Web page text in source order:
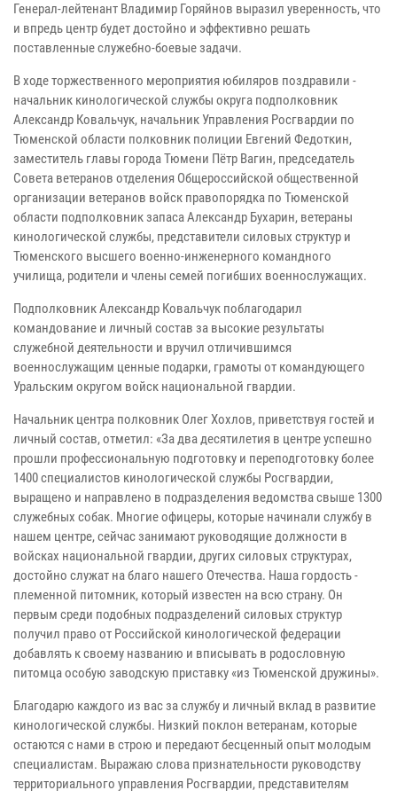
Генерал-лейтенант Владимир Горяйнов выразил уверенность, что
и впредь центр будет достойно и эффективно решать
поставленные служебно-боевые задачи.
В ходе торжественного мероприятия юбиляров поздравили -
начальник кинологической службы округа подполковник
Александр Ковальчук, начальник Управления Росгвардии по
Тюменской области полковник полиции Евгений Федоткин,
заместитель главы города Тюмени Пётр Вагин, председатель
Совета ветеранов отделения Общероссийской общественной
организации ветеранов войск правопорядка по Тюменской
области подполковник запаса Александр Бухарин, ветераны
кинологической службы, представители силовых структур и
Тюменского высшего военно-инженерного командного
училища, родители и члены семей погибших военнослужащих.
Подполковник Александр Ковальчук поблагодарил
командование и личный состав за высокие результаты
служебной деятельности и вручил отличившимся
военнослужащим ценные подарки, грамоты от командующего
Уральским округом войск национальной гвардии.
Начальник центра полковник Олег Хохлов, приветствуя гостей и
личный состав, отметил: «За два десятилетия в центре успешно
прошли профессиональную подготовку и переподготовку более
1400 специалистов кинологической службы Росгвардии,
выращено и направлено в подразделения ведомства свыше 1300
служебных собак. Многие офицеры, которые начинали службу в
нашем центре, сейчас занимают руководящие должности в
войсках национальной гвардии, других силовых структурах,
достойно служат на благо нашего Отечества. Наша гордость -
племенной питомник, который известен на всю страну. Он
первым среди подобных подразделений силовых структур
получил право от Российской кинологической федерации
добавлять к своему названию и вписывать в родословную
питомца особую заводскую приставку «из Тюменской дружины».
Благодарю каждого из вас за службу и личный вклад в развитие
кинологической службы. Низкий поклон ветеранам, которые
остаются с нами в строю и передают бесценный опыт молодым
специалистам. Выражаю слова признательности руководству
территориального управления Росгвардии, представителям